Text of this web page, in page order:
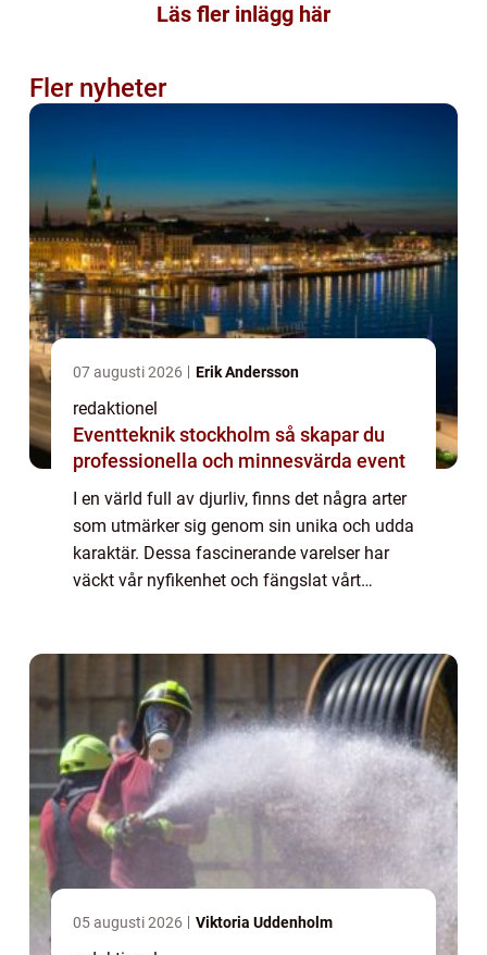
Läs fler inlägg här
Fler nyheter
07 augusti 2026 Erik Andersson
redaktionel
Eventteknik stockholm så skapar du
professionella och minnesvärda event
I en värld full av djurliv, finns det några arter
som utmärker sig genom sin unika och udda
karaktär. Dessa fascinerande varelser har
väckt vår nyfikenhet och fängslat vårt
05 augusti 2026 Viktoria Uddenholm